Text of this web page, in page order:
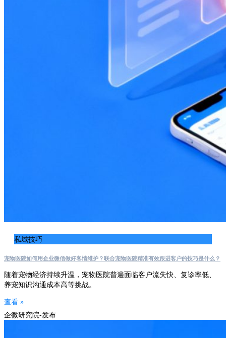
私域技巧
宠物医院如何用企业微信做好客情维护？联合宠物医院精准有效跟进客户的技巧是什么？
随着宠物经济持续升温，宠物医院普遍面临客户流失快、复诊率低、
养宠知识沟通成本高等挑战。
查看 »
企微研究院-发布